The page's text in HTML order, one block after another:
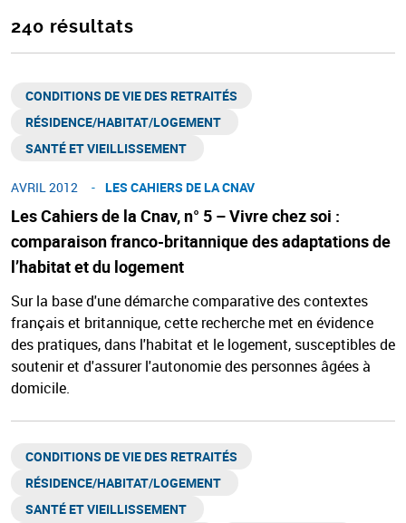
240 résultats
Les Cahiers de la Cnav, n° 5 – Vivre chez soi :
comparaison franco-britannique des adaptations de
l’habitat et du logement
CONDITIONS DE VIE DES RETRAITÉS
RÉSIDENCE/HABITAT/LOGEMENT ​
SANTÉ ET VIEILLISSEMENT ​
AVRIL 2012 LES CAHIERS DE LA CNAV​
Sur la base d'une démarche comparative des contextes
français et britannique, cette recherche met en évidence
des pratiques, dans l'habitat et le logement, susceptibles de
soutenir et d'assurer l'autonomie des personnes âgées à
domicile.
CONDITIONS DE VIE DES RETRAITÉS
RÉSIDENCE/HABITAT/LOGEMENT ​
SANTÉ ET VIEILLISSEMENT ​